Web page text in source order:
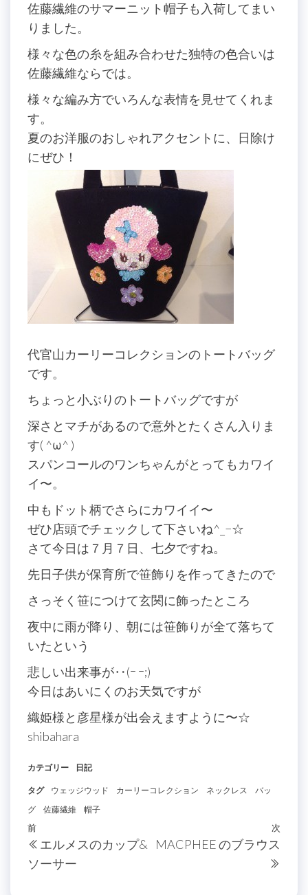
佐藤繊維のサマーニット帽子も入荷してまい
りました。
様々な色の糸を組み合わせた独特の色合いは
佐藤繊維ならでは。
様々な編み方でいろんな表情を見せてくれま
す。
夏のお洋服のおしゃれアクセントに、日除け
にぜひ！
代官山カーリーコレクションのトートバッグ
です。
ちょっと小ぶりのトートバッグですが
深さとマチがあるので意外とたくさん入りま
す( ^ω^ )
スパンコールのワンちゃんがとってもカワイ
イ〜。
中もドット柄でさらにカワイイ〜
ぜひ店頭でチェックして下さいね^_−☆
さて今日は７月７日、七夕ですね。
先日子供が保育所で笹飾りを作ってきたので
さっそく笹につけて玄関に飾ったところ
夜中に雨が降り、朝には笹飾りが全て落ちて
いたという
悲しい出来事が‥(ｰ ｰ;)
今日はあいにくのお天気ですが
織姫様と彦星様が出会えますように〜☆
shibahara
カテゴリー 日記
タグ ウェッジウッド カーリーコレクション ネックレス
バッ
グ
佐藤繊維 帽子
投
稿
ナ
過
去
の
前
エルメスのカップ&
ソーサー
次
次
MACPHEE のブラウス